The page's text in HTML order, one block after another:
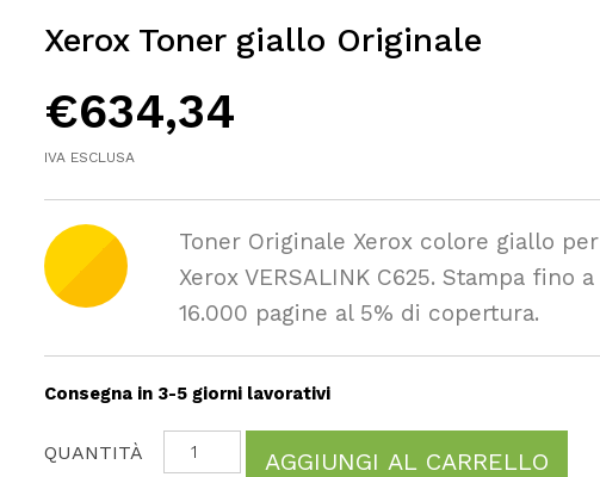
Xerox Toner giallo Originale
€634,34
IVA ESCLUSA
Toner Originale Xerox colore giallo per
Xerox VERSALINK C625. Stampa fino a
16.000 pagine al 5% di copertura.
Consegna in 3-5 giorni lavorativi
AGGIUNGI AL CARRELLO